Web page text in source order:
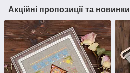
Акційні пропозиції та новинки